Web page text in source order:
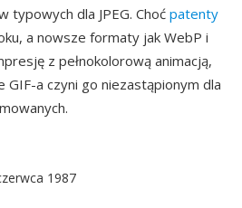
dla JPEG. Choć patenty
a nowsze formaty jak WebP i
z pełnokolorową animacją,
GIF-a czyni go niezastąpionym dla
1987